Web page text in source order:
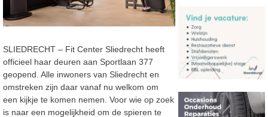
SLIEDRECHT – Fit Center Sliedrecht heeft
officieel haar deuren aan Sportlaan 377
geopend. Alle inwoners van Sliedrecht en
omstreken zijn daar vanaf nu welkom om
een kijkje te komen nemen. Voor wie op zoek
is naar een mogelijkheid om de spieren te